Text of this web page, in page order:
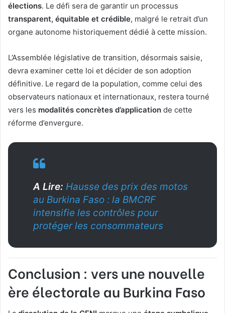
élections. Le défi sera de garantir un processus
transparent, équitable et crédible, malgré le retrait d’un
organe autonome historiquement dédié à cette mission.
L’Assemblée législative de transition, désormais saisie,
devra examiner cette loi et décider de son adoption
définitive. Le regard de la population, comme celui des
observateurs nationaux et internationaux, restera tourné
vers les modalités concrètes d’application de cette
réforme d’envergure.
A Lire: Hausse des prix des motos
au Burkina Faso : la BMCRF
intensifie les contrôles pour
protéger les consommateurs
Conclusion : vers une nouvelle
ère électorale au Burkina Faso